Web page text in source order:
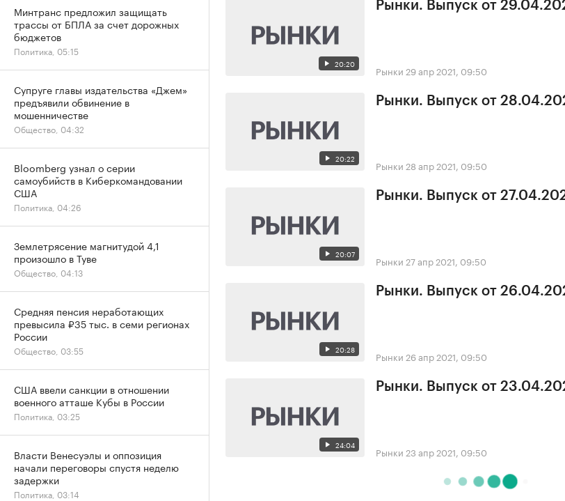
20:20
Рынки. Выпуск от
Рынки 29 апр 2021, 09:50
20:22
Рынки. Выпуск от
Рынки 28 апр 2021, 09:50
20:07
Рынки. Выпуск от
Рынки 27 апр 2021, 09:50
20:28
Рынки. Выпуск от
Рынки 26 апр 2021, 09:50
24:04
Рынки. Выпуск от
Рынки 23 апр 2021, 09:50
Минтранс предложил защищать
трассы от БПЛА за счет дорожных
бюджетов
Политика, 05:15
Супруге главы издательства «Джем»
предъявили обвинение в
мошенничестве
Общество, 04:32
Bloomberg узнал о серии
самоубийств в Киберкомандовании
США
Политика, 04:26
Землетрясение магнитудой 4,1
произошло в Туве
Общество, 04:13
Средняя пенсия неработающих
превысила ₽35 тыс. в семи регионах
России
Общество, 03:55
США ввели санкции в отношении
военного атташе Кубы в России
Политика, 03:25
Власти Венесуэлы и оппозиция
начали переговоры спустя неделю
задержки
Политика, 03:14